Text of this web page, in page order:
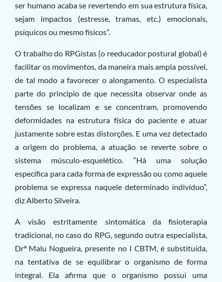
ser humano acaba se revertendo em sua estrutura física,
sejam impactos (estresse, tramas, etc.) emocionais,
psíquicos ou mesmo físicos”.
O trabalho do RPGistas (o reeducador postural global) é
facilitar os movimentos, da maneira mais ampla possível,
de tal modo a favorecer o alongamento. O especialista
parte do principio de que necessita observar onde as
tensões se localizam e se concentram, promovendo
deformidades na estrutura física do paciente e atuar
justamente sobre estas distorções. E uma vez detectado
a origem do problema, a atuação se reverte sobre o
sistema músculo-esquelético. “Há uma solução
específica para cada forma de expressão ou como aquele
problema se expressa naquele determinado indivíduo”,
diz Alberto Silveira.
A visão estritamente sintomática da fisioterapia
tradicional, no caso do RPG, segundo outra especialista,
Drª Malu Nogueira, presente no I CBTM, é substituída,
na tentativa de se equilibrar o organismo de forma
integral. Ela afirma que o organismo possui uma